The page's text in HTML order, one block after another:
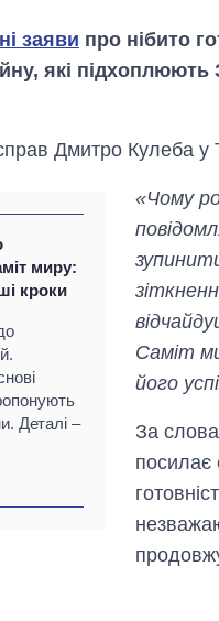
заяви про нібито
які
Дмитро Кулеба
миру:
кроки
Деталі –
«Чому
Саміт
його
За
посилає